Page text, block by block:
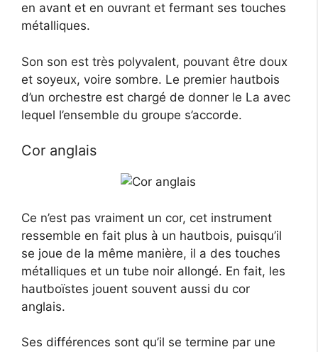
en avant et en ouvrant et fermant ses touches
métalliques.
Son son est très polyvalent, pouvant être doux
et soyeux, voire sombre. Le premier hautbois
d’un orchestre est chargé de donner le La avec
lequel l’ensemble du groupe s’accorde.
Cor anglais
Ce n’est pas vraiment un cor, cet instrument
ressemble en fait plus à un hautbois, puisqu’il
se joue de la même manière, il a des touches
métalliques et un tube noir allongé. En fait, les
hautboïstes jouent souvent aussi du cor
anglais.
Ses différences sont qu’il se termine par une